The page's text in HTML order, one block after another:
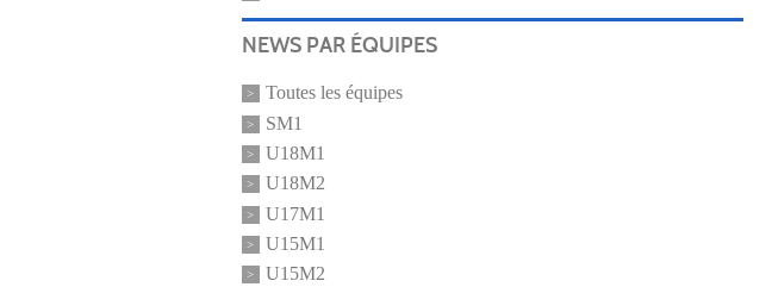
NEWS PAR ÉQUIPES
Toutes les équipes
SM1
U18M1
U18M2
U17M1
U15M1
U15M2